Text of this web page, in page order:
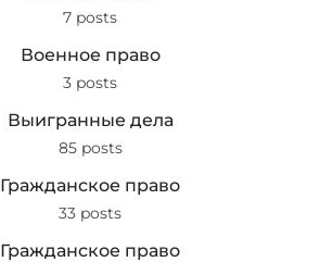
7 posts
Военное право
3 posts
Выигранные дела
85 posts
Гражданское право
33 posts
Гражданское право